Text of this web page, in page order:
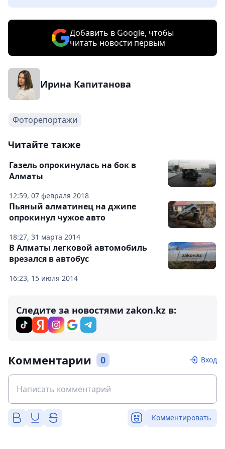
Добавить в Google, чтобы
читать новости первым
Ирина Капитанова
Фоторепортажи
Читайте также
12:59, 07 февраля 2018
Газель опрокинулась на бок в
Алматы
18:27, 31 марта 2014
Пьяный алматинец на джипе
опрокинул чужое авто
16:23, 15 июля 2014
В Алматы легковой автомобиль
врезался в автобус
Следите за новостями zakon.kz в:
Комментарии 0 Вход
Комментировать